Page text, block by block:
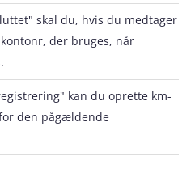
skal du, hvis du medtager
der bruges, når
kan du oprette km-
den pågældende